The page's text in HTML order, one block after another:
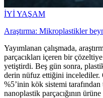
İYİ YAŞAM
Araştırma: Mikroplastikler
Yayımlanan çalışmada,
parçacıkları içeren bir
yetiştirdi. Beş gün sonra,
derin nüfuz ettiğini incelediler.
%5’inin kök sistemi
nanoplastik parçacığının